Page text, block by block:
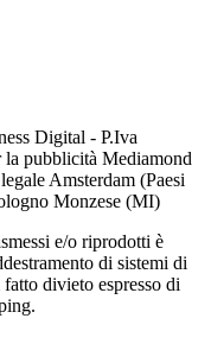
Digital - P.Iva
pubblicità Mediamond
Amsterdam (Paesi
Monzese (MI)
e/o riprodotti è
di sistemi di
divieto espresso di